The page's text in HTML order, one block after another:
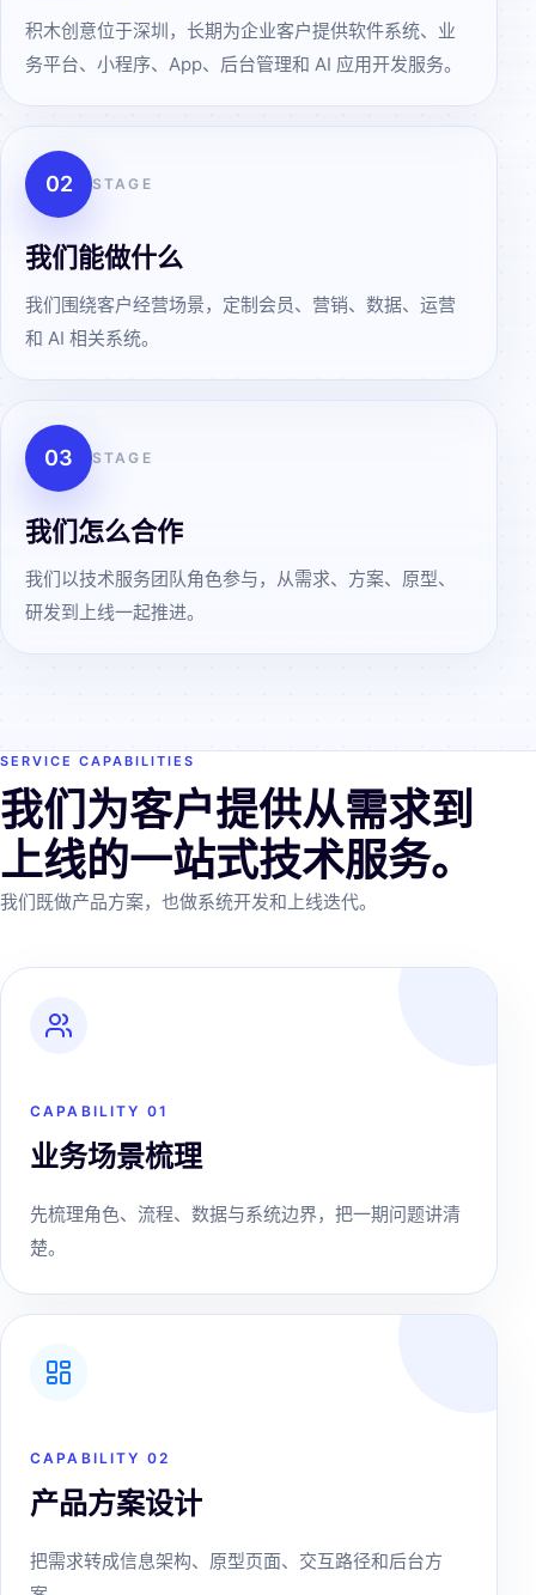
积木创意位于深圳，长期为企业客户提供软件系统、业
务平台、小程序、App、后台管理和 AI 应用开发服务。
02 STAGE
我们能做什么
我们围绕客户经营场景，定制会员、营销、数据、运营
和 AI 相关系统。
03 STAGE
我们怎么合作
我们以技术服务团队角色参与，从需求、方案、原型、
研发到上线一起推进。
SERVICE CAPABILITIES
我们为客户提供从需求到
上线的一站式技术服务。
我们既做产品方案，也做系统开发和上线迭代。
CAPABILITY 01
业务场景梳理
先梳理角色、流程、数据与系统边界，把一期问题讲清
楚。
CAPABILITY 02
产品方案设计
把需求转成信息架构、原型页面、交互路径和后台方